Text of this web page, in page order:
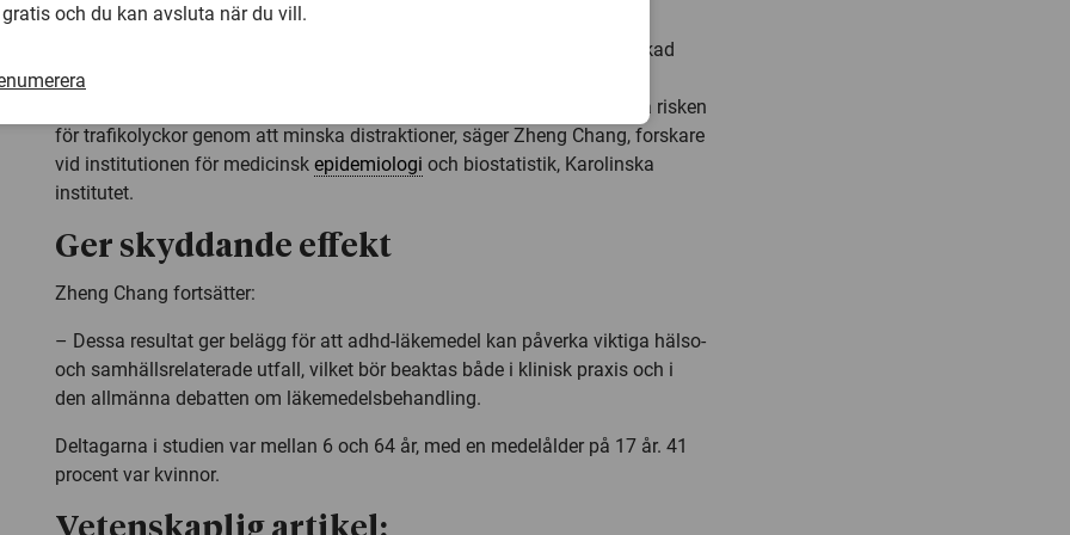
– En möjlig förklaring är bland annat att medicineringen leder till minskad
impulsivitet, vilket kan minska risken för kriminalitet genom att dämpa
aggressivt beteende, samt förbättrad uppmärksamhet som kan minska risken
för trafikolyckor genom att minska distraktioner, säger Zheng Chang, forskare
vid institutionen för medicinsk epidemiologi och biostatistik, Karolinska
institutet.
Ger skyddande effekt
Zheng Chang fortsätter:
– Dessa resultat ger belägg för att adhd-läkemedel kan påverka viktiga hälso-
och samhällsrelaterade utfall, vilket bör beaktas både i klinisk praxis och i
den allmänna debatten om läkemedelsbehandling.
Deltagarna i studien var mellan 6 och 64 år, med en medelålder på 17 år. 41
procent var kvinnor.
gratis och du kan avsluta när du vill.